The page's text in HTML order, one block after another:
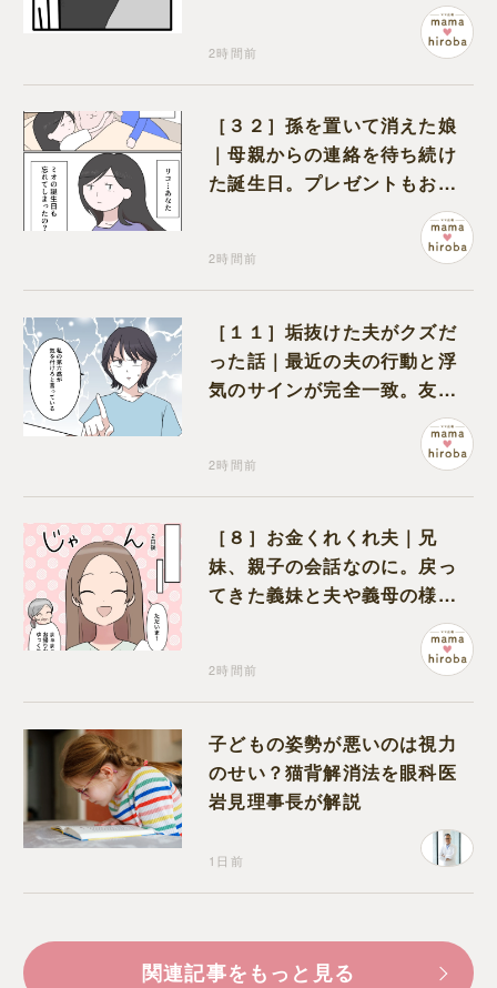
2時間前
［３２］孫を置いて消えた娘
｜母親からの連絡を待ち続け
た誕生日。プレゼントもお祝
2時間前
［１１］垢抜けた夫がクズだ
った話｜最近の夫の行動と浮
気のサインが完全一致。友人
2時間前
［８］お金くれくれ夫｜兄
妹、親子の会話なのに。戻っ
てきた義妹と夫や義母の様子
2時間前
子どもの姿勢が悪いのは視力
のせい？猫背解消法を眼科医
岩見理事長が解説
1日前
関連記事をもっと見る